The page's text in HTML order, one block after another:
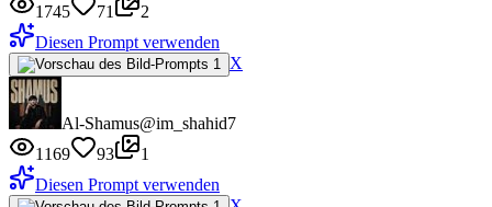
1745
71
2
Diesen Prompt verwenden
X
Al-Shamus@im_shahid7
1169
93
1
Diesen Prompt verwenden